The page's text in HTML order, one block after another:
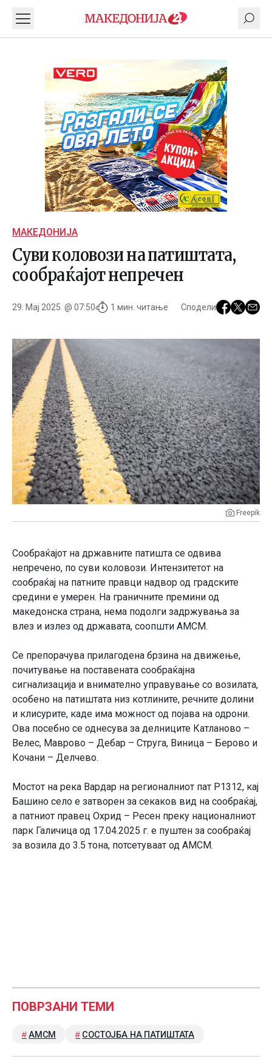
МАКЕДОНИЈА
Суви коловози на патиштата,
сообраќајот непречен
29. Мај 2025. @ 07:50 1 мин. читање Сподели
Freepik
Сообраќајот на државните патишта се одвива
непречено, по суви коловози. Интензитетот на
сообраќај на патните правци надвор од градските
средини е умерен. На граничните премини од
македонска страна, нема подолги задржувања за
влез и излез од државата, соопшти АМСМ.
Се препорачува прилагодена брзина на движење,
почитување на поставената сообраќајна
сигнализација и внимателно управување со возилата,
особено на патиштата низ котлините, речните долини
и клисурите, каде има можност од појава на одрони.
Ова посебно се однесува за делниците Катланово –
Велес, Маврово – Дебар – Струга, Виница – Берово и
Кочани – Делчево.
Мостот на река Вардар на регионалниот пат Р1312, кај
Башино село е затворен за секаков вид на сообраќај,
а патниот правец Охрид – Ресен преку националниот
парк Галичица од 17.04.2025 г. е пуштен за сообраќај
за возила до 3.5 тона, потсетуваат од АМСМ.
ПОВРЗАНИ ТЕМИ
АМСМ СОСТОЈБА НА ПАТИШТАТА